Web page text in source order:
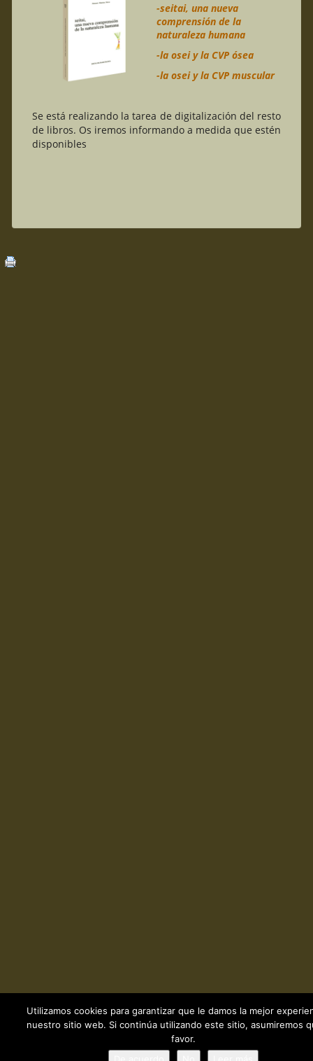
-seitai, una nueva
comprensión de la
naturaleza humana
-la osei y la CVP ósea
-la osei y la CVP muscular
Se está realizando la tarea de digitalización del resto
de libros. Os iremos informando a medida que estén
disponibles
Utilizamos cookies para garantizar que le damos la mejor
nuestro sitio web. Si continúa utilizando este sitio, asumiremos
favor.